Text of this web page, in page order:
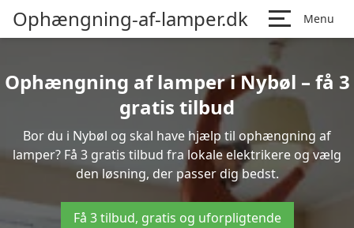
Ophængning-af-lamper.dk Menu
Ophængning af lamper i Nybøl – få 3
gratis tilbud
Bor du i Nybøl og skal have hjælp til ophængning af
lamper? Få 3 gratis tilbud fra lokale elektrikere og vælg
den løsning, der passer dig bedst.
Få 3 tilbud, gratis og uforpligtende